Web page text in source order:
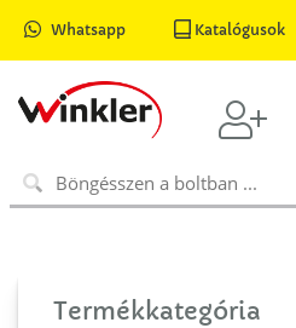
Whatsapp Katalógusok
Termékkategória